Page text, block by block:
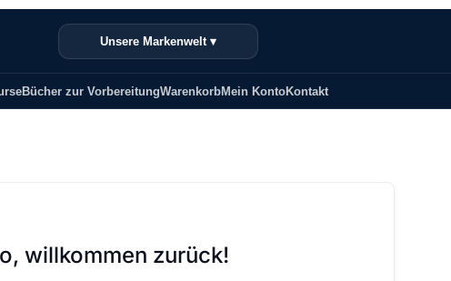
Unsere Markenwelt ▾
Bücher zur VorbereitungWarenkorbMein KontoKontakt
willkommen zurück!